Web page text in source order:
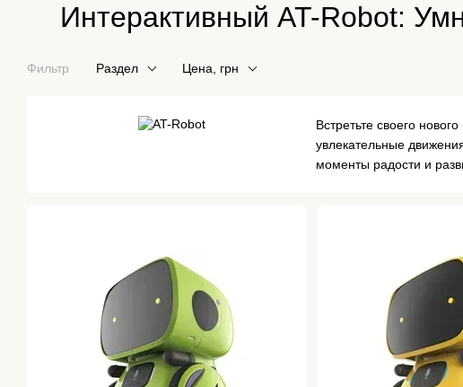
Интерактивный AT-Robot:
Фильтр Раздел Цена, грн
Встретьте своего
увлекательные
моменты радости и